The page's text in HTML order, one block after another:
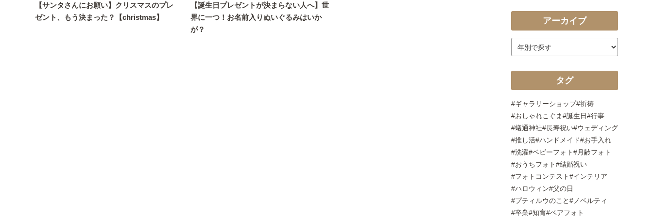
【サンタさんにお願い】クリスマスのプレ
ゼント、もう決まった？【christmas】
【誕生日プレゼントが決まらない人へ】世
界に一つ！お名前入りぬいぐるみはいか
が？
アーカイブ
タグ
ギャラリーショップ 祈祷
おしゃれこぐま
誕生日
行事
蟻通神社 長寿祝い ウェディング
推し活 ハンドメイド
お手入れ
洗濯 ベビーフォト
月齢フォト
おうちフォト
結婚祝い
フォトコンテスト
インテリア
ハロウィン 父の日
プティルウのこと
ノベルティ
卒業 知育 ベアフォト